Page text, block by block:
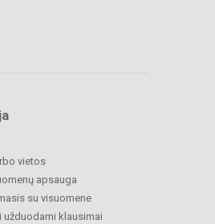
vietos
apsauga
su visuomene
užduodami klausimai